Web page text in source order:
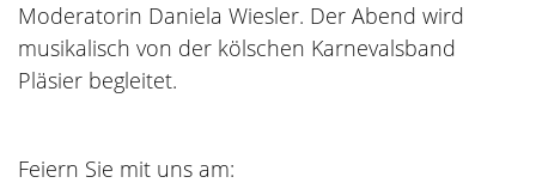
Moderatorin Daniela Wiesler. Der Abend wird
musikalisch von der kölschen Karnevalsband
Pläsier begleitet.
Feiern Sie mit uns am: